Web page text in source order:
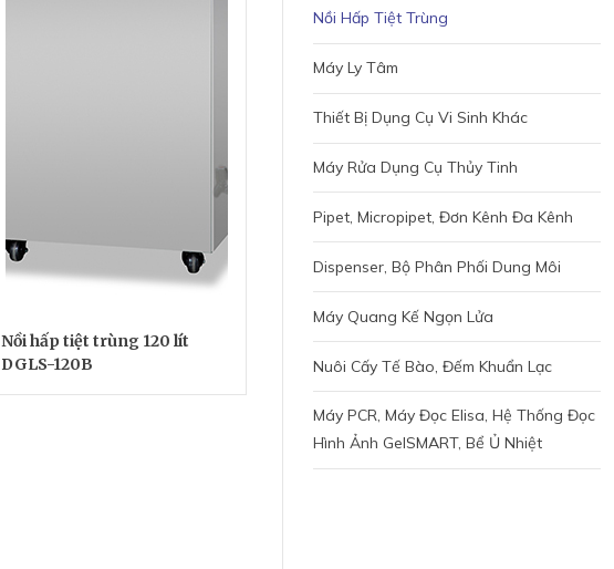
Nồi hấp tiệt trùng 120 lít
DGLS-120B
Nồi Hấp Tiệt Trùng
Máy Ly Tâm
Thiết Bị Dụng Cụ Vi Sinh Khác
Máy Rửa Dụng Cụ Thủy Tinh
Pipet, Micropipet, Đơn Kênh Đa Kênh
Dispenser, Bộ Phân Phối Dung Môi
Máy Quang Kế Ngọn Lửa
Nuôi Cấy Tế Bào, Đếm Khuẩn Lạc
Máy PCR, Máy Đọc Elisa, Hệ Thống Đọc
Hình Ảnh GelSMART, Bể Ủ Nhiệt